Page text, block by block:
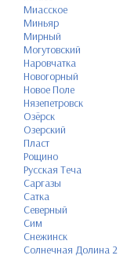
Миасское
Миньяр
Мирный
Могутовский
Наровчатка
Новогорный
Новое Поле
Нязепетровск
Озёрск
Озерский
Пласт
Рощино
Русская Теча
Саргазы
Сатка
Северный
Сим
Снежинск
Солнечная Долина 2